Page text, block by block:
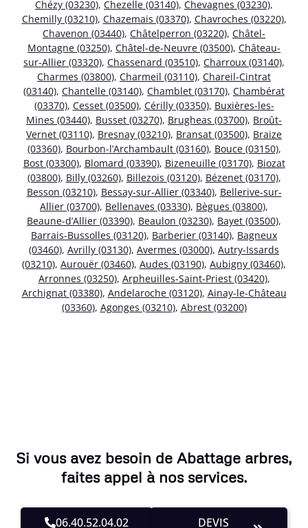
Chézy (03230), Chezelle (03140), Chevagnes (03230),
Chemilly (03210), Chazemais (03370), Chavroches (03220),
Chavenon (03440), Châtelperron (03220), Châtel-
Montagne (03250), Châtel-de-Neuvre (03500), Château-
sur-Allier (03320), Chassenard (03510), Charroux (03140),
Charmes (03800), Charmeil (03110), Chareil-Cintrat
(03140), Chantelle (03140), Chamblet (03170), Chambérat
(03370), Cesset (03500), Cérilly (03350), Buxières-les-
Mines (03440), Busset (03270), Brugheas (03700), Broût-
Vernet (03110), Bresnay (03210), Bransat (03500), Braize
(03360), Bourbon-l’Archambault (03160), Bouce (03150),
Bost (03300), Blomard (03390), Bizeneuille (03170), Biozat
(03800), Billy (03260), Billezois (03120), Bézenet (03170),
Besson (03210), Bessay-sur-Allier (03340), Bellerive-sur-
Allier (03700), Bellenaves (03330), Bègues (03800),
Beaune-d’Allier (03390), Beaulon (03230), Bayet (03500),
Barrais-Bussolles (03120), Barberier (03140), Bagneux
(03460), Avrilly (03130), Avermes (03000), Autry-Issards
(03210), Aurouër (03460), Audes (03190), Aubigny (03460),
Arronnes (03250), Arpheuilles-Saint-Priest (03420),
Archignat (03380), Andelaroche (03120), Ainay-le-Château
(03360), Agonges (03210), Abrest (03200)
Si vous avez besoin de Abattage arbres,
faites appel à nos services.
06.40.52.04.02 DEVIS